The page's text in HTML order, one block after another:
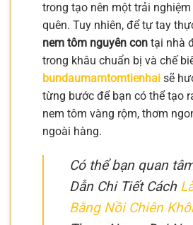
trong tạo nên một trải
quên. Tuy nhiên, để tự tay
nem tôm nguyên con tại nhà
trong khâu chuẩn bị và chế
bundaumamtomtienhai sẽ
từng bước để bạn có thể tạo
nem tôm vàng rộm, thơm
ngoài hàng.
Có thể bạn quan
Dẫn Chi Tiết Cách
Bằng Nồi Chiên